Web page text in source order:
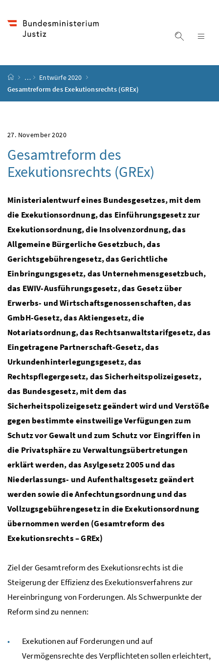
Suche
Startseite
…
Entwürfe 2020
Gesamtreform des Exekutionsrechts (GREx)
27. November 2020
Gesamtreform des
Exekutionsrechts (GREx)
Ministerialentwurf eines Bundesgesetzes, mit dem
die Exekutionsordnung, das Einführungsgesetz zur
Exekutionsordnung, die Insolvenzordnung, das
Allgemeine Bürgerliche Gesetzbuch, das
Gerichtsgebührengesetz, das Gerichtliche
Einbringungsgesetz, das Unternehmensgesetzbuch,
das EWIV-Ausführungsgesetz, das Gesetz über
Erwerbs- und Wirtschaftsgenossenschaften, das
GmbH-Gesetz, das Aktiengesetz, die
Notariatsordnung, das Rechtsanwaltstarifgesetz, das
Eingetragene Partnerschaft-Gesetz, das
Urkundenhinterlegungsgesetz, das
Rechtspflegergesetz, das Sicherheitspolizeigesetz,
das Bundesgesetz, mit dem das
Sicherheitspolizeigesetz geändert wird und Verstöße
gegen bestimmte einstweilige Verfügungen zum
Schutz vor Gewalt und zum Schutz vor Eingriffen in
die Privatsphäre zu Verwaltungsübertretungen
erklärt werden, das Asylgesetz 2005 und das
Niederlassungs- und Aufenthaltsgesetz geändert
werden sowie die Anfechtungsordnung und das
Vollzugsgebührengesetz in die Exekutionsordnung
übernommen werden (Gesamtreform des
Exekutionsrechts – GREx)
Ziel der Gesamtreform des Exekutionsrechts ist die
Steigerung der Effizienz des Exekutionsverfahrens zur
Hereinbringung von Forderungen. Als Schwerpunkte der
Reform sind zu nennen:
Exekutionen auf Forderungen und auf
Vermögensrechte des Verpflichteten sollen erleichtert,